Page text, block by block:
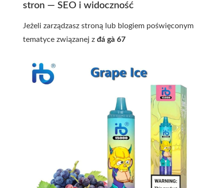
stron — SEO i widoczność
Jeżeli zarządzasz stroną lub blogiem poświęconym
tematyce związanej z đá gà 67